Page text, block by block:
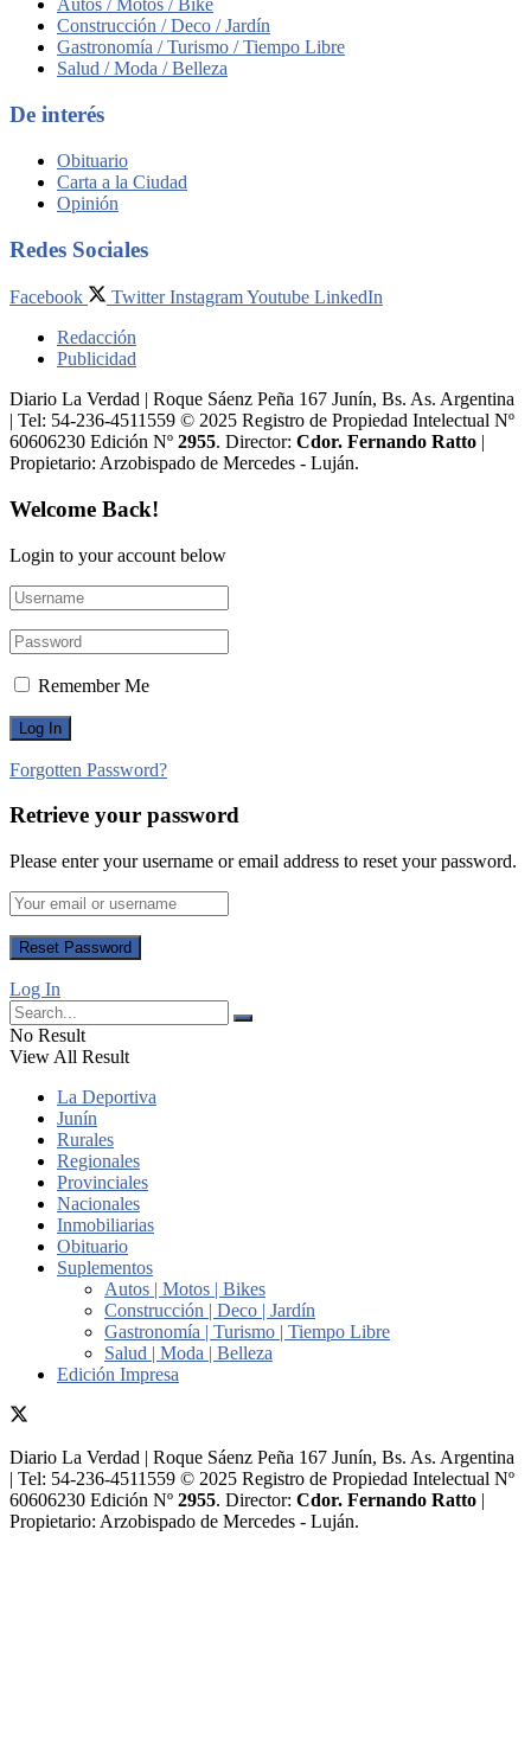
Autos / Motos / Bike
Construcción / Deco / Jardín
Gastronomía / Turismo / Tiempo Libre
Salud / Moda / Belleza
De interés
Obituario
Carta a la Ciudad
Opinión
Redes Sociales
Facebook Twitter InstagramYoutube LinkedIn
Redacción
Publicidad
Diario La Verdad | Roque Sáenz Peña 167 Junín, Bs. As. Argentina
| Tel: 54-236-4511559 © 2025 Registro de Propiedad Intelectual Nº
60606230 Edición Nº 2955. Director:​ Cdor. Fernando Ratto |
Propietario:​ Arzobispado de Mercedes - Luján.
Welcome Back!
Login to your account below
Remember Me
Forgotten Password?
Retrieve your password
Please enter your username or email address to reset your password.
Log In
No Result
View All Result
La Deportiva
Junín
Rurales
Regionales
Provinciales
Nacionales
Inmobiliarias
Obituario
Suplementos
Autos | Motos | Bikes
Construcción | Deco | Jardín
Gastronomía | Turismo | Tiempo Libre
Salud | Moda | Belleza
Edición Impresa
Diario La Verdad | Roque Sáenz Peña 167 Junín, Bs. As. Argentina
| Tel: 54-236-4511559 © 2025 Registro de Propiedad Intelectual Nº
60606230 Edición Nº 2955. Director:​ Cdor. Fernando Ratto |
Propietario:​ Arzobispado de Mercedes - Luján.